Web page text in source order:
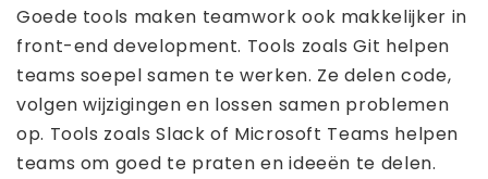
Goede tools maken teamwork ook makkelijker in
front-end development. Tools zoals Git helpen
teams soepel samen te werken. Ze delen code,
volgen wijzigingen en lossen samen problemen
op. Tools zoals Slack of Microsoft Teams helpen
teams om goed te praten en ideeën te delen.